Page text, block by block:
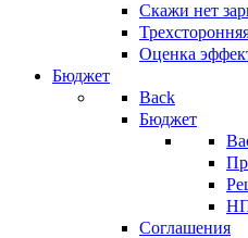
Скажи нет
Оценка
Бюджет
Back
Бюджет
Соглашения